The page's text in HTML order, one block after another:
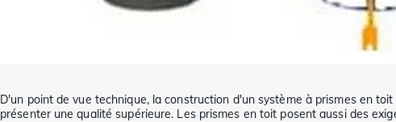
D'un point de vue technique, la construction d'un système à prismes en
présenter une qualité supérieure. Les prismes en toit posent aussi des